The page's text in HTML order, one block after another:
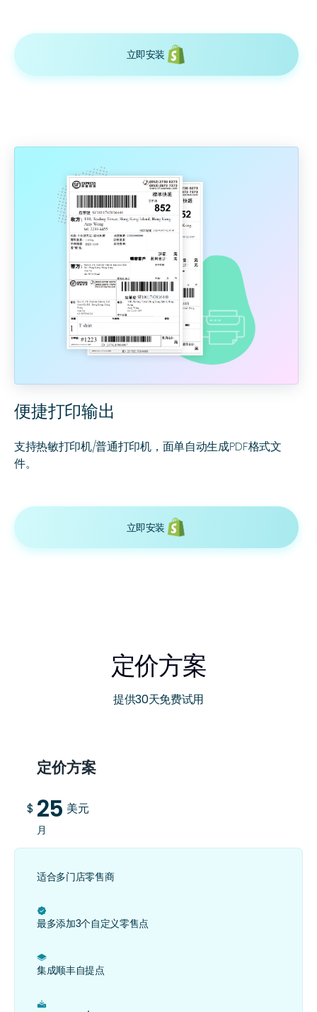
立即安装
便捷打印输出
支持热敏打印机/普通打印机，面单自动生成PDF格式文
件。
立即安装
定价方案
提供30天免费试用
定价方案
$ 25 美元
月
适合多门店零售商
ﭶ
最多添加3个自定义零售点
﷠
集成顺丰自提点
ﯟ